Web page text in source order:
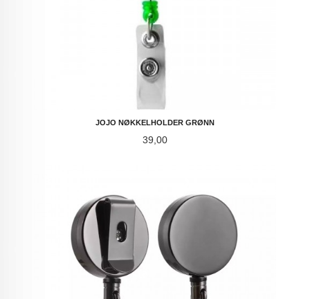
JOJO NØKKELHOLDER GRØNN
Pris
39,00